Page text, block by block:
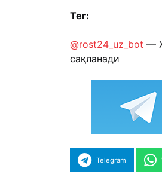
Тег:
@rost24_uz_bot —
сақланади
Telegram